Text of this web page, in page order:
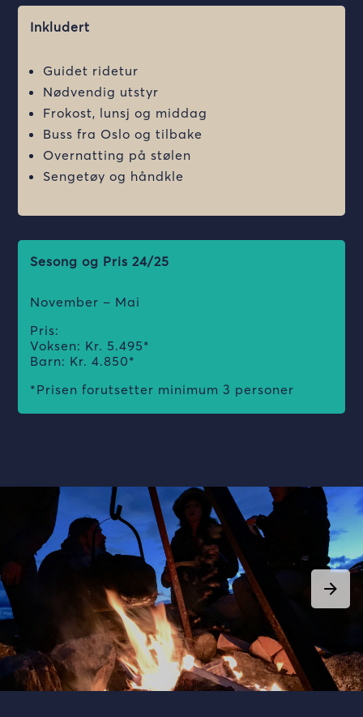
Inkludert
Guidet ridetur
Nødvendig utstyr
Frokost, lunsj og middag
Buss fra Oslo og tilbake
Overnatting på stølen
Sengetøy og håndkle
Sesong og Pris 24/25
November – Mai
Pris:
Voksen: Kr. 5.495*
Barn: Kr. 4.850*
*Prisen forutsetter minimum 3 personer